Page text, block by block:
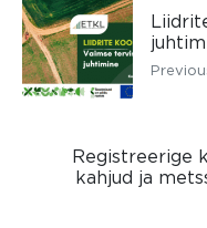
Registreerige
kahjud ja